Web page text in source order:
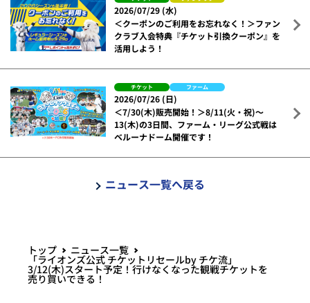
2026/07/29 (水)
＜クーポンのご利用をお忘れなく！＞ファン
クラブ入会特典『チケット引換クーポン』を
活用しよう！
チケット ファーム
2026/07/26 (日)
＜7/30(木)販売開始！＞8/11(火・祝)～
13(木)の3日間、ファーム・リーグ公式戦は
ベルーナドーム開催です！
ニュース一覧へ戻る
トップ ニュース一覧
「ライオンズ公式 チケットリセールby チケ流」
3/12(木)スタート予定！行けなくなった観戦チケットを
売り買いできる！